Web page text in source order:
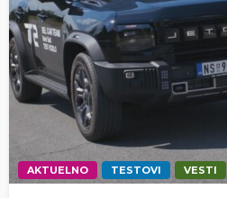
AKTUELNO TESTOVI VESTI